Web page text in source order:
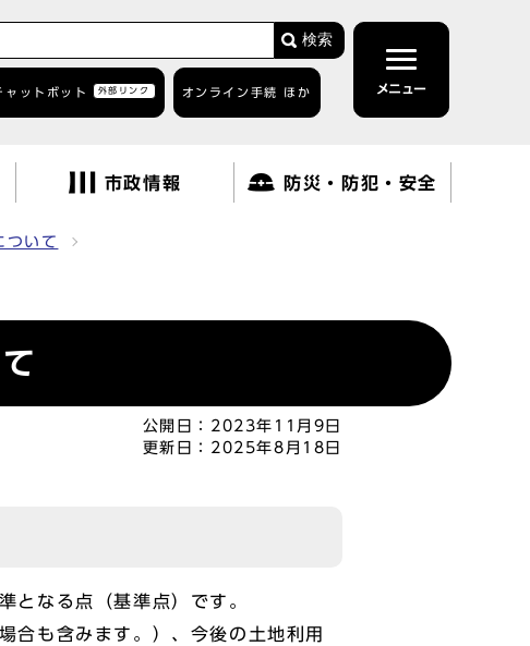
検索
ャットボット 外部リンク オンライン手続 ほか メニュー
市政情報 防災・防犯・安全
ついて
公開日： 2023年11月9日
更新日： 2025年8月18日
となる点（基準点）です。
合も含みます。）、今後の土地利用